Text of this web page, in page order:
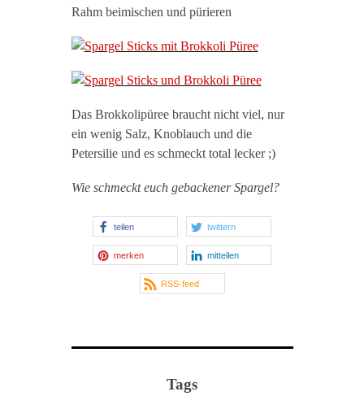
Rahm beimischen und pürieren
Das Brokkolipüree braucht nicht viel, nur
ein wenig Salz, Knoblauch und die
Petersilie und es schmeckt total lecker ;)
Wie schmeckt euch gebackener Spargel?
teilen twittern
merken mitteilen
RSS-feed
Tags